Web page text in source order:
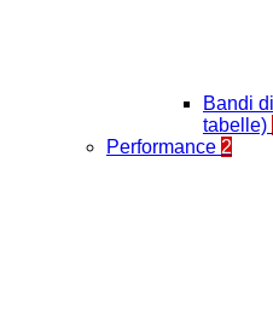
Bandi
tabelle)
Performance 2